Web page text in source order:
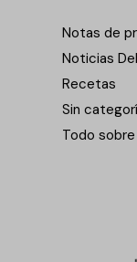
Notas de
Noticias
Recetas
Sin
Todo